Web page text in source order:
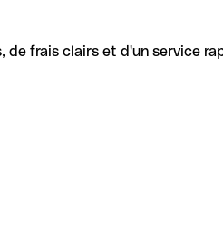
frais clairs et d'un service